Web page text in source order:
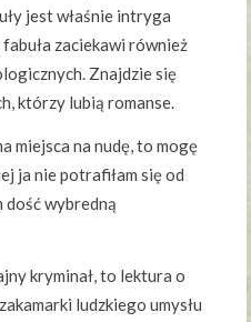
jest właśnie intryga
zaciekawi również
Znajdzie się
którzy lubią romanse.
miejsca na nudę, to mogę
ja nie potrafiłam się od
dość wybredną
kryminał, to lektura o
ludzkiego umysłu